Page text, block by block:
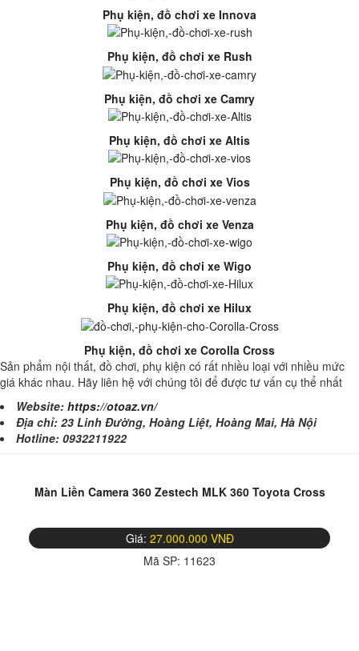
Phụ kiện, đồ chơi xe Innova
Phụ kiện, đồ chơi xe Rush
Phụ kiện, đồ chơi xe Camry
Phụ kiện, đồ chơi xe Altis
Phụ kiện, đồ chơi xe Vios
Phụ kiện, đồ chơi xe Venza
Phụ kiện, đồ chơi xe Wigo
Phụ kiện, đồ chơi xe Hilux
Phụ kiện, đồ chơi xe Corolla Cross
Sản phẩm nội thất, đồ chơi, phụ kiện có rất nhiều loại với nhiều mức
giá khác nhau. Hãy liên hệ với chúng tôi để được tư vấn cụ thể nhất
Website: https://otoaz.vn/
Địa chỉ: 23 Linh Đường, Hoàng Liệt, Hoàng Mai, Hà Nội
Hotline: 0932211922
Màn Liền Camera 360 Zestech MLK 360 Toyota Cross
Giá: 27.000.000 VNĐ
Mã SP: 11623